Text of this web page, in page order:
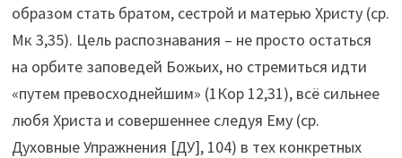
образом стать братом, сестрой и матерью Христу (ср.
Мк 3,35). Цель распознавания – не просто остаться
на орбите заповедей Божьих, но стремиться идти
«путем превосходнейшим» (1Кор 12,31), всё сильнее
любя Христа и совершеннее следуя Ему (ср.
Духовные Упражнения [ДУ], 104) в тех конкретных